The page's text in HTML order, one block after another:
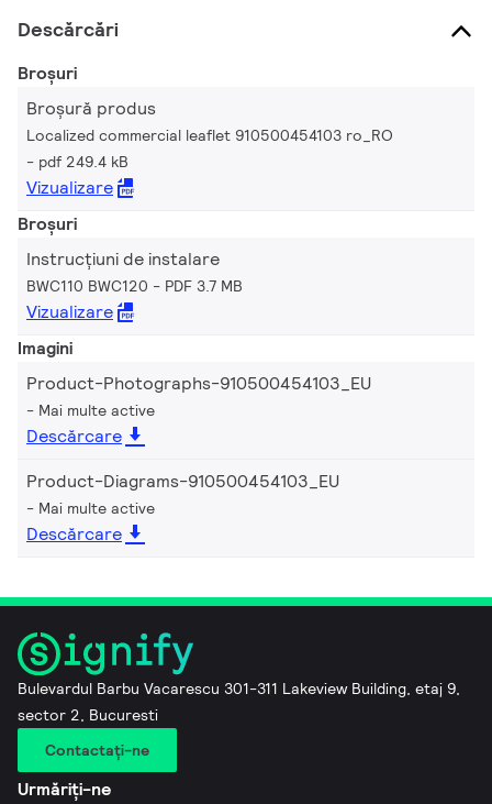
Descărcări
Broșuri
Broșură produs
Localized commercial leaflet 910500454103 ro_RO
pdf 249.4 kB
Vizualizare
Broșuri
Instrucțiuni de instalare
BWC110 BWC120 PDF 3.7 MB
Vizualizare
Imagini
Product-Photographs-910500454103_EU
Mai multe active
Descărcare
Product-Diagrams-910500454103_EU
Mai multe active
Descărcare
Bulevardul Barbu Vacarescu 301-311 Lakeview Building, etaj 9,
sector 2, Bucuresti
Contactaţi-ne
Urmăriți-ne